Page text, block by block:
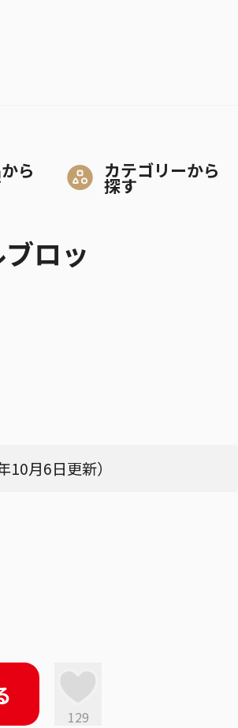
ら カテゴリーから
探す
ロッ
月6日更新）
129